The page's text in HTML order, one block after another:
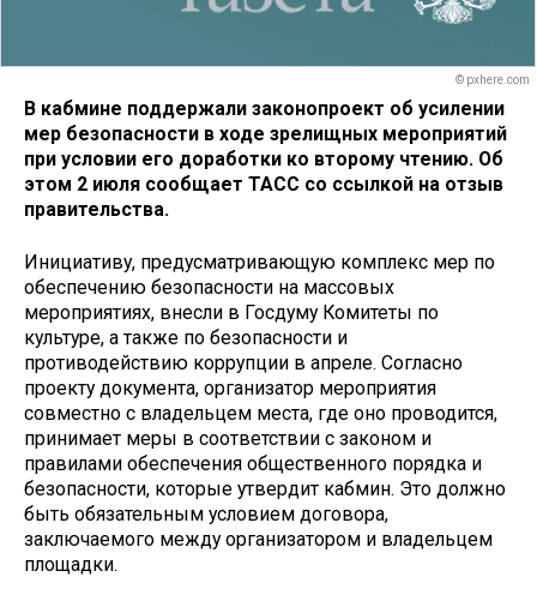
© pxhere.com
В кабмине поддержали законопроект об усилении
мер безопасности в ходе зрелищных мероприятий
при условии его доработки ко второму чтению. Об
этом 2 июля сообщает ТАСС со ссылкой на отзыв
правительства.
Инициативу, предусматривающую комплекс мер по
обеспечению безопасности на массовых
мероприятиях, внесли в Госдуму Комитеты по
культуре, а также по безопасности и
противодействию коррупции в апреле. Согласно
проекту документа, организатор мероприятия
совместно с владельцем места, где оно проводится,
принимает меры в соответствии с законом и
правилами обеспечения общественного порядка и
безопасности, которые утвердит кабмин. Это должно
быть обязательным условием договора,
заключаемого между организатором и владельцем
площадки.